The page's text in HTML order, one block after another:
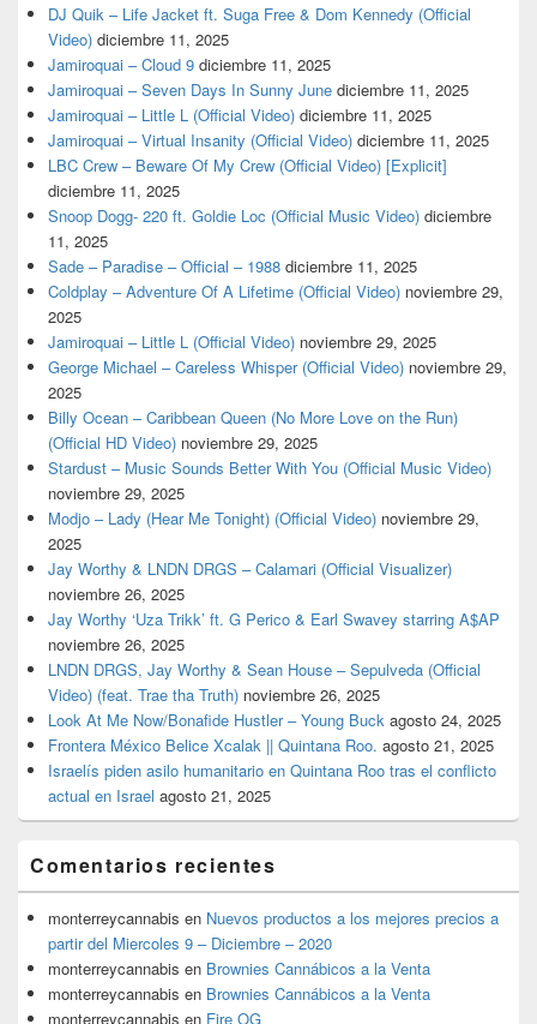
DJ Quik – Life Jacket ft. Suga Free & Dom Kennedy (Official
Video) diciembre 11, 2025
Jamiroquai – Cloud 9 diciembre 11, 2025
Jamiroquai – Seven Days In Sunny June diciembre 11, 2025
Jamiroquai – Little L (Official Video) diciembre 11, 2025
Jamiroquai – Virtual Insanity (Official Video) diciembre 11, 2025
LBC Crew – Beware Of My Crew (Official Video) [Explicit]
diciembre 11, 2025
Snoop Dogg- 220 ft. Goldie Loc (Official Music Video) diciembre
11, 2025
Sade – Paradise – Official – 1988 diciembre 11, 2025
Coldplay – Adventure Of A Lifetime (Official Video) noviembre 29,
2025
Jamiroquai – Little L (Official Video) noviembre 29, 2025
George Michael – Careless Whisper (Official Video) noviembre 29,
2025
Billy Ocean – Caribbean Queen (No More Love on the Run)
(Official HD Video) noviembre 29, 2025
Stardust – Music Sounds Better With You (Official Music Video)
noviembre 29, 2025
Modjo – Lady (Hear Me Tonight) (Official Video) noviembre 29,
2025
Jay Worthy & LNDN DRGS – Calamari (Official Visualizer)
noviembre 26, 2025
Jay Worthy ‘Uza Trikk’ ft. G Perico & Earl Swavey starring A$AP
noviembre 26, 2025
LNDN DRGS, Jay Worthy & Sean House – Sepulveda (Official
Video) (feat. Trae tha Truth) noviembre 26, 2025
Look At Me Now/Bonafide Hustler – Young Buck agosto 24, 2025
Frontera México Belice Xcalak || Quintana Roo. agosto 21, 2025
Israelís piden asilo humanitario en Quintana Roo tras el conflicto
actual en Israel agosto 21, 2025
Comentarios recientes
monterreycannabis en Nuevos productos a los mejores precios a
partir del Miercoles 9 – Diciembre – 2020
monterreycannabis en Brownies Cannábicos a la Venta
monterreycannabis en Brownies Cannábicos a la Venta
monterreycannabis en Fire OG